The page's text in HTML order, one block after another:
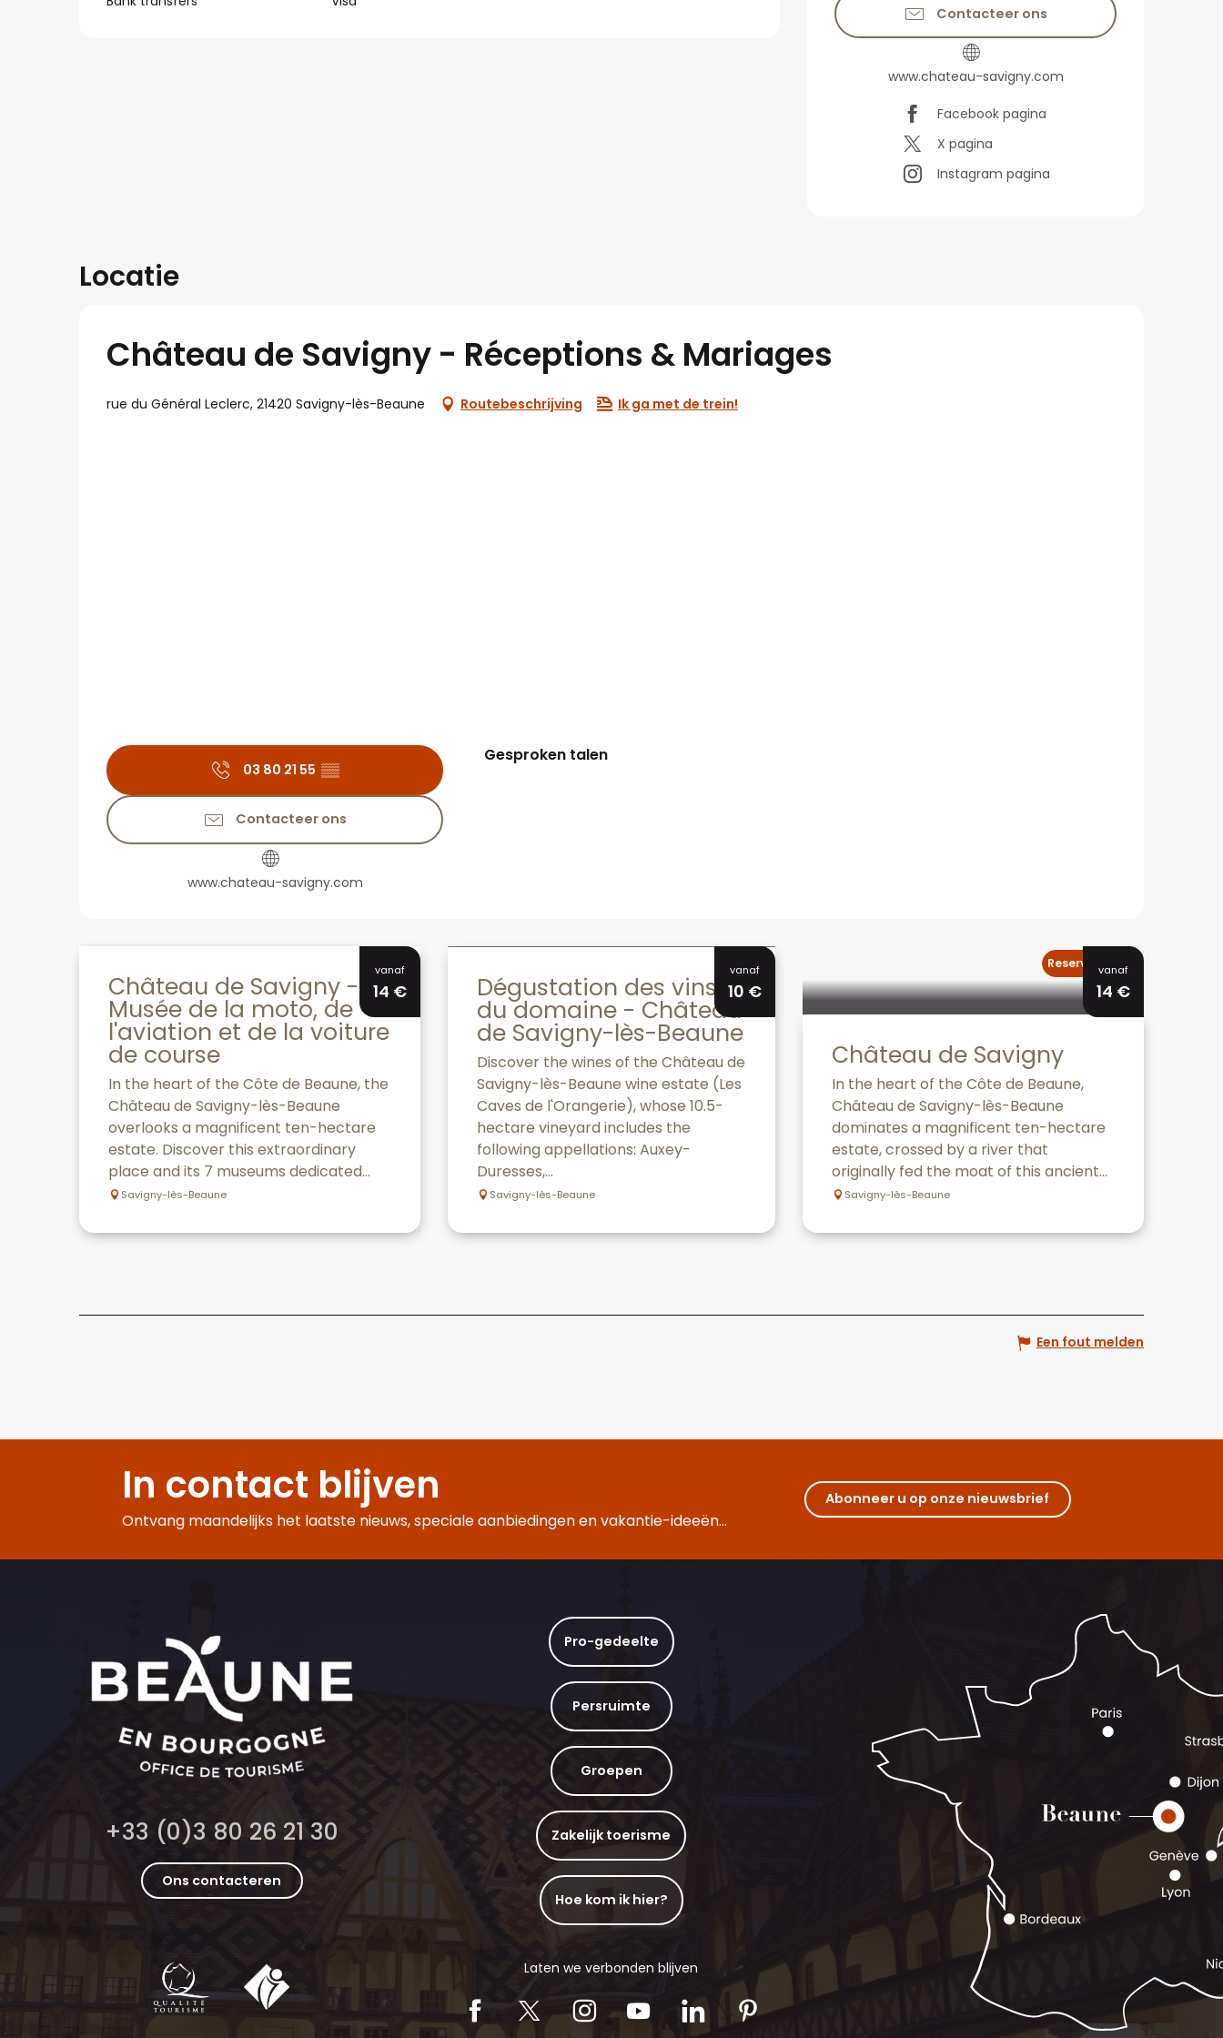
Contacteer ons
www.chateau-savigny.com
Facebook pagina
X pagina
Instagram pagina
Locatie
Château de Savigny - Réceptions & Mariages
rue du Général Leclerc, 21420 Savigny-lès-Beaune Routebeschrijving Ik ga met de trein!
03 80 21 55 ▒▒
Contacteer ons
www.chateau-savigny.com
Gesproken talen
Gesproken talen
vanaf
14 €
Château de Savigny -
Musée de la moto, de
l'aviation et de la voiture
de course
In the heart of the Côte de Beaune, the
Château de Savigny-lès-Beaune
overlooks a magnificent ten-hectare
estate. Discover this extraordinary
place and its 7 museums dedicated...
Savigny-lès-Beaune
vanaf
10 €
Dégustation des vins
du domaine - Château
de Savigny-lès-Beaune
Discover the wines of the Château de
Savigny-lès-Beaune wine estate (Les
Caves de l'Orangerie), whose 10.5-
hectare vineyard includes the
following appellations: Auxey-
Duresses,...
Savigny-lès-Beaune
vanaf
14 €
Château de Savigny
In the heart of the Côte de Beaune,
Château de Savigny-lès-Beaune
dominates a magnificent ten-hectare
estate, crossed by a river that
originally fed the moat of this ancient...
Savigny-lès-Beaune
Reserveerbaar
Een fout melden
In contact blijven
Ontvang maandelijks het laatste nieuws, speciale aanbiedingen en vakantie-ideeën...
Abonneer u op onze nieuwsbrief
+33 (0)3 80 26 21 30
Ons contacteren
Pro-gedeelte
Persruimte
Groepen
Zakelijk toerisme
Hoe kom ik hier?
Laten we verbonden blijven